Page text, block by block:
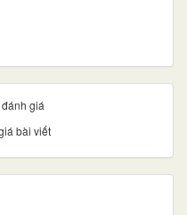
giá
bài viết